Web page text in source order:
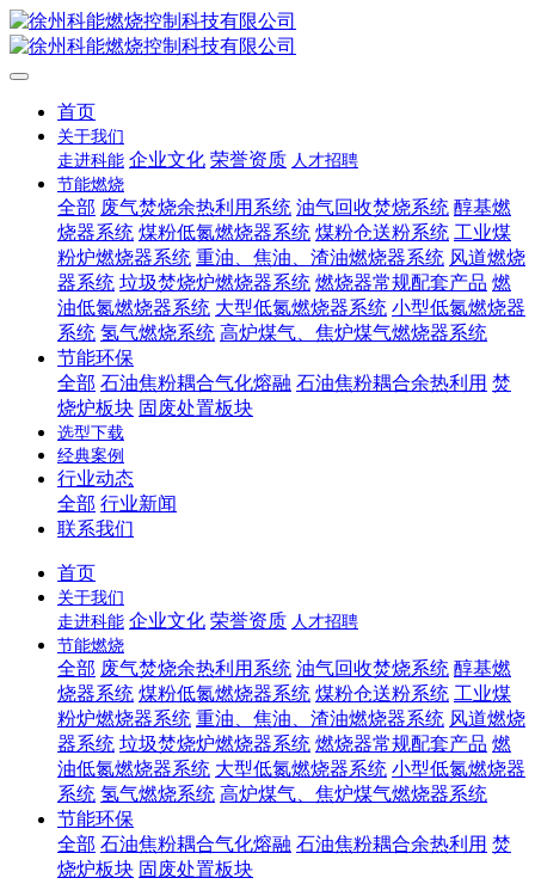
首页
关于我们
走进科能 企业文化 荣誉资质 人才招聘
节能燃烧
全部 废气焚烧余热利用系统 油气回收焚烧系统 醇基燃
烧器系统 煤粉低氮燃烧器系统 煤粉仓送粉系统 工业煤
粉炉燃烧器系统 重油、焦油、渣油燃烧器系统 风道燃烧
器系统 垃圾焚烧炉燃烧器系统 燃烧器常规配套产品 燃
油低氮燃烧器系统 大型低氮燃烧器系统 小型低氮燃烧器
系统 氢气燃烧系统 高炉煤气、焦炉煤气燃烧器系统
节能环保
全部 石油焦粉耦合气化熔融 石油焦粉耦合余热利用 焚
烧炉板块 固废处置板块
选型下载
经典案例
行业动态
全部 行业新闻
联系我们
首页
关于我们
走进科能 企业文化 荣誉资质 人才招聘
节能燃烧
全部 废气焚烧余热利用系统 油气回收焚烧系统 醇基燃
烧器系统 煤粉低氮燃烧器系统 煤粉仓送粉系统 工业煤
粉炉燃烧器系统 重油、焦油、渣油燃烧器系统 风道燃烧
器系统 垃圾焚烧炉燃烧器系统 燃烧器常规配套产品 燃
油低氮燃烧器系统 大型低氮燃烧器系统 小型低氮燃烧器
系统 氢气燃烧系统 高炉煤气、焦炉煤气燃烧器系统
节能环保
全部 石油焦粉耦合气化熔融 石油焦粉耦合余热利用 焚
烧炉板块 固废处置板块